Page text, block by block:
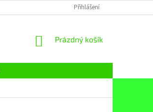
Přihlášení
NÁKUPNÍ
Prázdný košík